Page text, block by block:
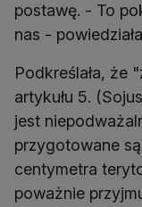
postawę. - To
nas -
Podkreślała, że
artykułu 5.
jest
przygotowane
centymetra
poważnie